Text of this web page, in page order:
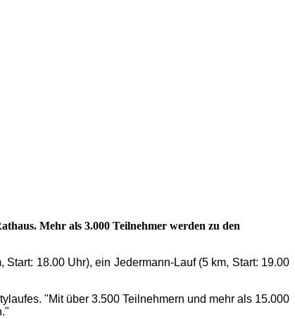
Mehr als 3.000 Teilnehmer werden zu den
18.00 Uhr), ein Jedermann-Lauf (5 km, Start: 19.00
"Mit über 3.500 Teilnehmern und mehr als 15.000